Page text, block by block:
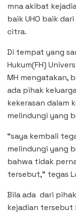
mna akibat
baik UHO baik
citra.
Di tempat yang
Hukum(FH)
MH mengatakan,
ada pihak
kekerasan dalam
melindungi yang
“saya kembali
melindungi yang
bahwa tidak
tersebut,” tegas
Bila ada dari
kejadian tersebut